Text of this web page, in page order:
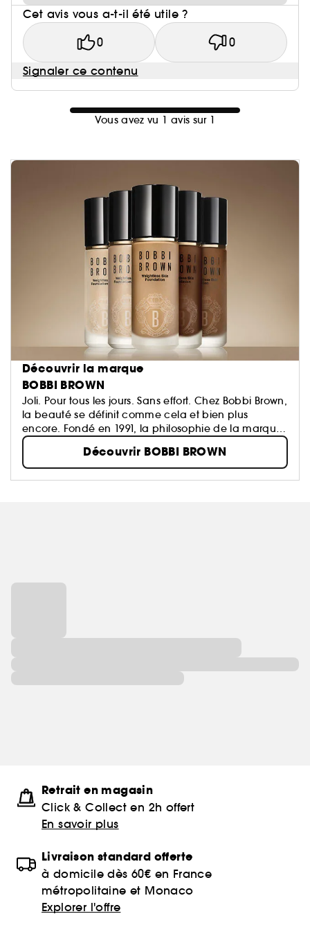
Cet avis vous a-t-il été utile ?
0 0
Signaler ce contenu
Vous avez vu 1 avis sur 1
Découvrir la marque
BOBBI BROWN
Joli. Pour tous les jours. Sans effort. Chez Bobbi Brown,
la beauté se définit comme cela et bien plus
encore. Fondé en 1991, la philosophie de la marque
est de faire ressortir la beauté naturelle de chaque
femme, grâce à des textures et des teintes naturelles
pour le teint, les yeux, les lèvres qui mettent en valeur
plutôt que de masquer; et des soins au résultat
Découvrir BOBBI BROWN
Retrait en magasin
Click & Collect en 2h offert
En savoir plus
Livraison standard offerte
à domicile dès 60€ en France
métropolitaine et Monaco
Explorer l'offre